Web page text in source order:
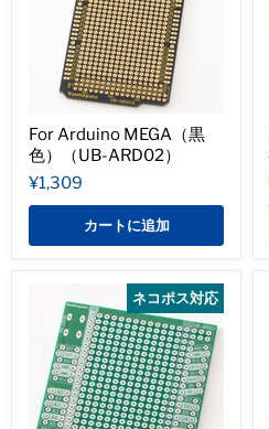
For Arduino MEGA（黒
色）（UB-ARD02）
¥1,309
カートに追加
ネコポス対応